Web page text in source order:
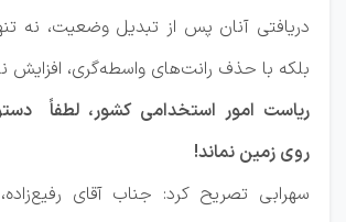
دریافتی آنان پس از تبدیل وضعیت، نه
بلکه با حذف رانت‌های واسطه‌گری، افزایش
ریاست امور استخدامی کشور، لطفاً
روی زمین نماند!
سهرابی تصریح کرد: جناب آقای